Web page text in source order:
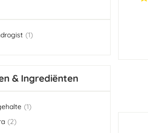
1
item
& Ingrediënten
1
item
2
items